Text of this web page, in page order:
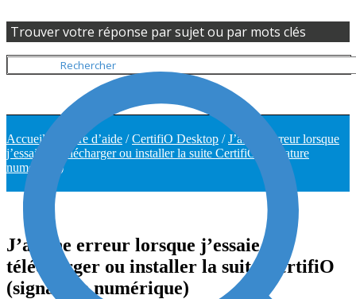
Trouver votre réponse par sujet ou par mots clés
Accueil Centre d’aide /CertifiO Desktop /J’ai une erreur lorsque
j’essaie de télécharger ou installer la suite CertifiO (signature
numérique)
J’ai une erreur lorsque j’essaie de
télécharger ou installer la suite CertifiO
(signature numérique)